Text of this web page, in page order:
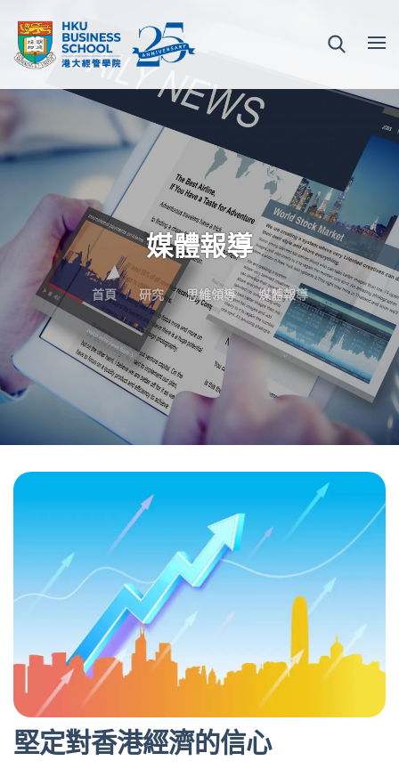
媒體報導
首頁 研究 思維領導 媒體報導
堅定對香港經濟的信心